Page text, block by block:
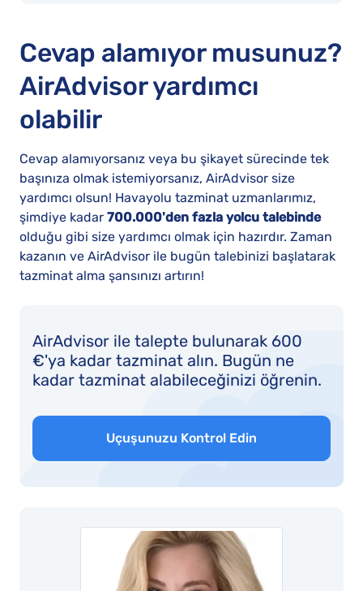
Cevap alamıyor musunuz?
AirAdvisor yardımcı
olabilir
Cevap alamıyorsanız veya bu şikayet sürecinde tek
başınıza olmak istemiyorsanız, AirAdvisor size
yardımcı olsun! Havayolu tazminat uzmanlarımız,
şimdiye kadar 700.000'den fazla yolcu talebinde
olduğu gibi size yardımcı olmak için hazırdır. Zaman
kazanın ve AirAdvisor ile bugün talebinizi başlatarak
tazminat alma şansınızı artırın!
AirAdvisor ile talepte bulunarak 600
€'ya kadar tazminat alın. Bugün ne
kadar tazminat alabileceğinizi öğrenin.
Uçuşunuzu Kontrol Edin